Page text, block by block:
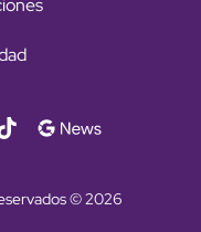
© 2026